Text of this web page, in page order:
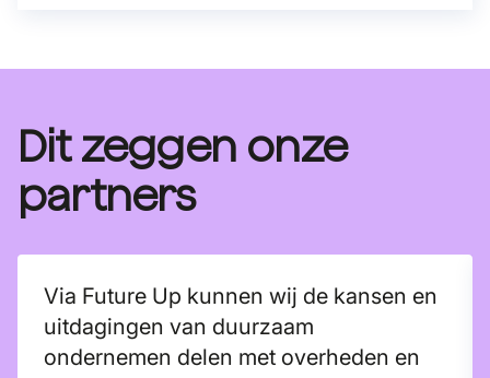
Dit zeggen onze
partners
Via Future Up kunnen wij de kansen en
uitdagingen van duurzaam
ondernemen delen met overheden en